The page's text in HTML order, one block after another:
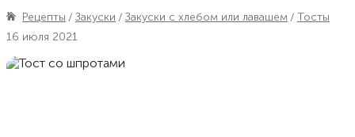
Рецепты Закуски Закуски с хлебом или лавашем
Тосты
16 июля 2021